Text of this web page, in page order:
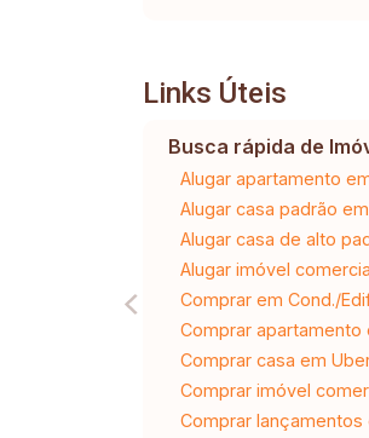
Links Úteis
Busca rápida de
Alugar apartamento
Alugar casa padrão
Alugar casa de alto
Alugar imóvel
Comprar em Cond./
Comprar apartamento
Comprar casa em
Comprar imóvel
Comprar lançamentos